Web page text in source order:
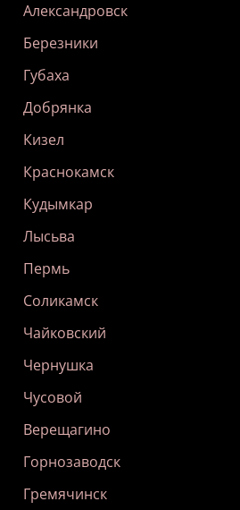
Александровск
Березники
Губаха
Добрянка
Кизел
Краснокамск
Кудымкар
Лысьва
Пермь
Соликамск
Чайковский
Чернушка
Чусовой
Верещагино
Горнозаводск
Гремячинск